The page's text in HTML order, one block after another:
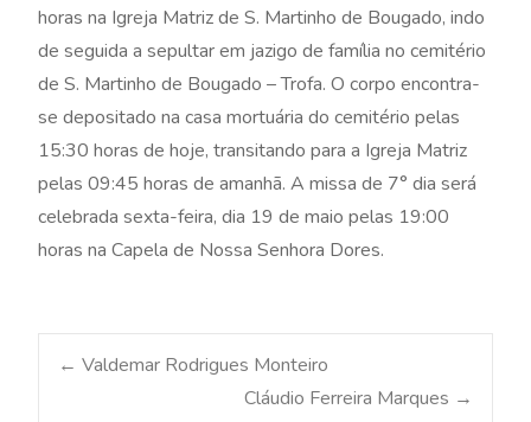
horas na Igreja Matriz de S. Martinho de Bougado, indo
de seguida a sepultar em jazigo de família no cemitério
de S. Martinho de Bougado – Trofa. O corpo encontra-
se depositado na casa mortuária do cemitério pelas
15:30 horas de hoje, transitando para a Igreja Matriz
pelas 09:45 horas de amanhã. A missa de 7° dia será
celebrada sexta-feira, dia 19 de maio pelas 19:00
horas na Capela de Nossa Senhora Dores.
Post
← Valdemar Rodrigues Monteiro
Cláudio Ferreira Marques →